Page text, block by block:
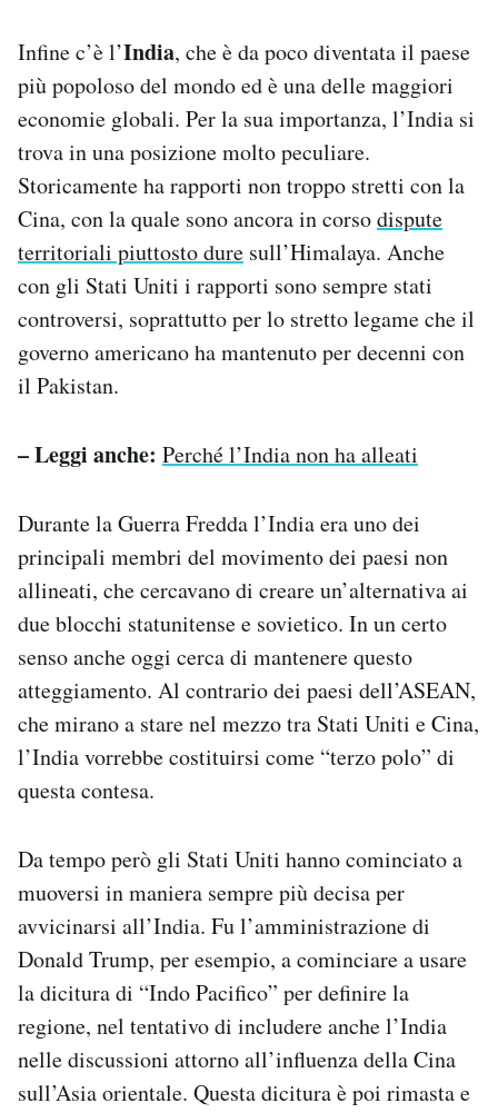
Infine c’è l’India, che è da poco diventata il paese
più popoloso del mondo ed è una delle maggiori
economie globali. Per la sua importanza, l’India si
trova in una posizione molto peculiare.
Storicamente ha rapporti non troppo stretti con la
Cina, con la quale sono ancora in corsodispute
territoriali piuttosto dure sull’Himalaya. Anche
con gli Stati Uniti i rapporti sono sempre stati
controversi, soprattutto per lo stretto legame che il
governo americano ha mantenuto per decenni con
il Pakistan.
– Leggi anche: Perché l’India non ha alleati
Durante la Guerra Fredda l’India era uno dei
principali membri del movimento dei paesi non
allineati, che cercavano di creare un’alternativa ai
due blocchi statunitense e sovietico. In un certo
senso anche oggi cerca di mantenere questo
atteggiamento. Al contrario dei paesi dell’ASEAN,
che mirano a stare nel mezzo tra Stati Uniti e Cina,
l’India vorrebbe costituirsi come “terzo polo” di
questa contesa.
Da tempo però gli Stati Uniti hanno cominciato a
muoversi in maniera sempre più decisa per
avvicinarsi all’India. Fu l’amministrazione di
Donald Trump, per esempio, a cominciare a usare
la dicitura di “Indo Pacifico” per definire la
regione, nel tentativo di includere anche l’India
nelle discussioni attorno all’influenza della Cina
sull’Asia orientale. Questa dicitura è poi rimasta e